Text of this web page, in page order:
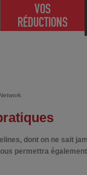
VOS
RÉDUCTIONS
dont on ne sait
permettra